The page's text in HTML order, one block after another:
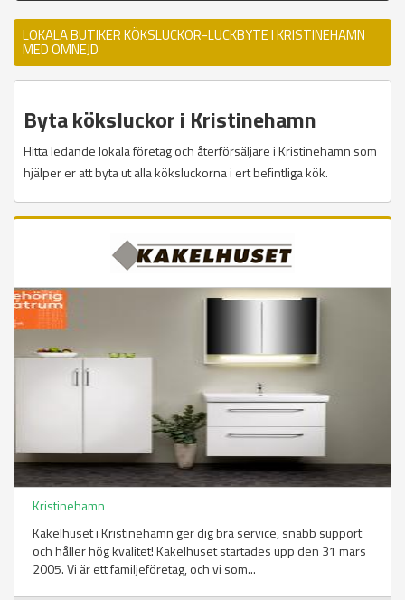
LOKALA BUTIKER KÖKSLUCKOR-LUCKBYTE I KRISTINEHAMN
MED OMNEJD
Byta köksluckor i Kristinehamn
Hitta ledande lokala företag och återförsäljare i Kristinehamn som
hjälper er att byta ut alla köksluckorna i ert befintliga kök.
Kristinehamn
Kakelhuset i Kristinehamn ger dig bra service, snabb support
och håller hög kvalitet! Kakelhuset startades upp den 31 mars
2005. Vi är ett familjeföretag, och vi som...